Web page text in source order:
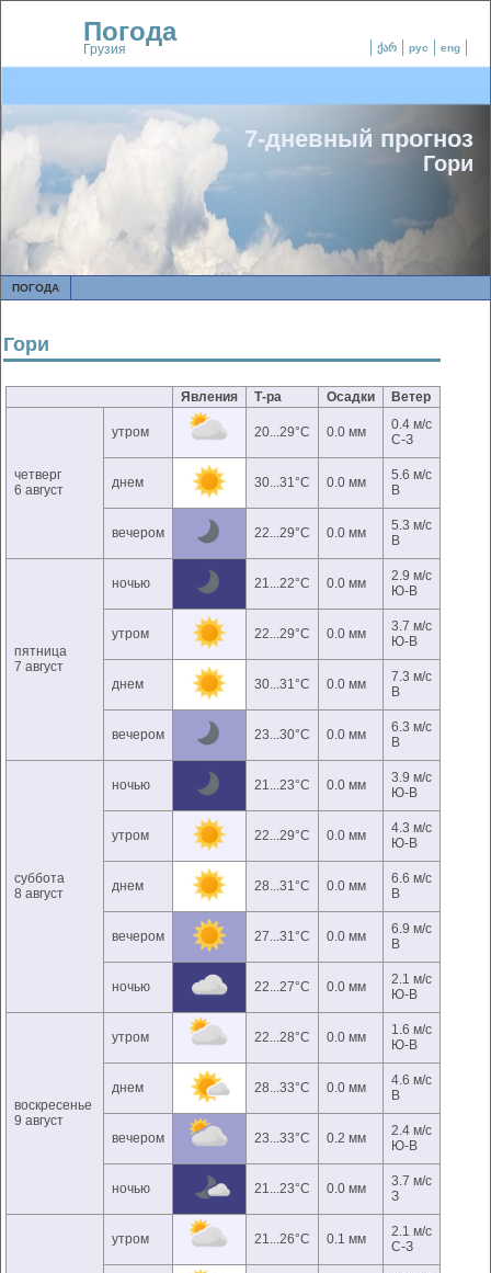
ქარ рус eng
Погода
Грузия
7-дневный прогноз
Гори
ПОГОДА
Гори
Явления Т-ра Осадки Ветер
четверг
6 август
утром 20...29°C 0.0 мм
0.4 м/с
С-З
днем 30...31°C 0.0 мм
5.6 м/с
В
вечером 22...29°C 0.0 мм
5.3 м/с
В
пятница
7 август
ночью 21...22°C 0.0 мм
2.9 м/с
Ю-В
утром 22...29°C 0.0 мм
3.7 м/с
Ю-В
днем 30...31°C 0.0 мм
7.3 м/с
В
вечером 23...30°C 0.0 мм
6.3 м/с
В
суббота
8 август
ночью 21...23°C 0.0 мм
3.9 м/с
Ю-В
утром 22...29°C 0.0 мм
4.3 м/с
Ю-В
днем 28...31°C 0.0 мм
6.6 м/с
В
вечером 27...31°C 0.0 мм
6.9 м/с
В
ночью 22...27°C 0.0 мм
2.1 м/с
Ю-В
воскресенье
9 август
утром 22...28°C 0.0 мм
1.6 м/с
Ю-В
днем 28...33°C 0.0 мм
4.6 м/с
В
вечером 23...33°C 0.2 мм
2.4 м/с
Ю-В
ночью 21...23°C 0.0 мм
3.7 м/с
З
утром 21...26°C 0.1 мм
2.1 м/с
С-З